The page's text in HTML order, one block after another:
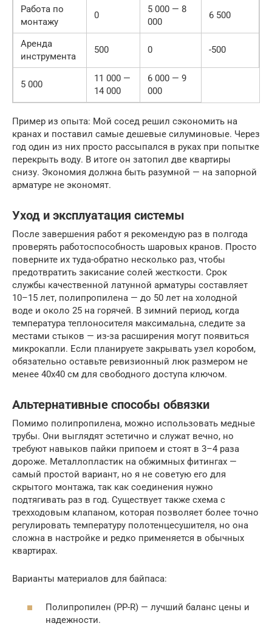
Работа по
монтажу
0
5 000 — 8
000
6 500
Аренда
инструмента
500 0 -500
5 000
11 000 —
14 000
6 000 — 9
000
Пример из опыта: Мой сосед решил сэкономить на
кранах и поставил самые дешевые силуминовые. Через
год один из них просто рассыпался в руках при попытке
перекрыть воду. В итоге он затопил две квартиры
снизу. Экономия должна быть разумной — на запорной
арматуре не экономят.
Уход и эксплуатация системы
После завершения работ я рекомендую раз в полгода
проверять работоспособность шаровых кранов. Просто
поверните их туда-обратно несколько раз, чтобы
предотвратить закисание солей жесткости. Срок
службы качественной латунной арматуры составляет
10–15 лет, полипропилена — до 50 лет на холодной
воде и около 25 на горячей. В зимний период, когда
температура теплоносителя максимальна, следите за
местами стыков — из-за расширения могут появиться
микрокапли. Если планируете закрывать узел коробом,
обязательно оставьте ревизионный люк размером не
менее 40х40 см для свободного доступа ключом.
Альтернативные способы обвязки
Помимо полипропилена, можно использовать медные
трубы. Они выглядят эстетично и служат вечно, но
требуют навыков пайки припоем и стоят в 3–4 раза
дороже. Металлопластик на обжимных фитингах —
самый простой вариант, но я не советую его для
скрытого монтажа, так как соединения нужно
подтягивать раз в год. Существует также схема с
трехходовым клапаном, которая позволяет более точно
регулировать температуру полотенцесушителя, но она
сложна в настройке и редко применяется в обычных
квартирах.
Варианты материалов для байпаса:
Полипропилен (PP-R) — лучший баланс цены и
надежности.